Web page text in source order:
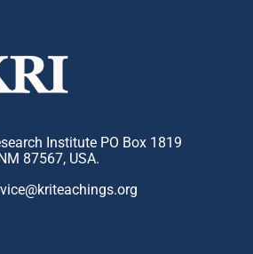
Institute PO Box 1819
87567, USA.